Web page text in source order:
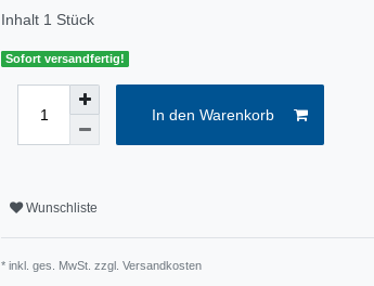
Inhalt 1 Stück
Sofort versandfertig!
In den Warenkorb
Wunschliste
* inkl. ges. MwSt. zzgl. Versandkosten